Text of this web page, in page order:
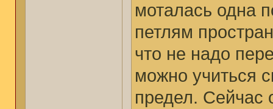
моталась одна
петлям
что не надо
можно учиться
предел. Сейчас